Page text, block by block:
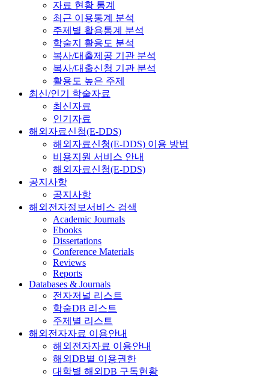
자료 현황 통계
최근 이용통계 분석
주제별 활용통계 분석
학술지 활용도 분석
복사/대출제공 기관 분석
복사/대출신청 기관 분석
활용도 높은 주제
최신/인기 학술자료
최신자료
인기자료
해외자료신청(E-DDS)
해외자료신청(E-DDS) 이용 방법
비용지원 서비스 안내
해외자료신청(E-DDS)
공지사항
공지사항
해외전자정보서비스 검색
Academic Journals
Ebooks
Dissertations
Conference Materials
Reviews
Reports
Databases & Journals
전자저널 리스트
학술DB 리스트
주제별 리스트
해외전자자료 이용안내
해외전자자료 이용안내
해외DB별 이용권한
대학별 해외DB 구독현황